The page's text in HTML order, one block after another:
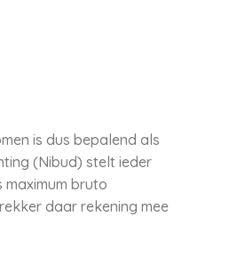
is dus bepalend als
(Nibud) stelt ieder
bruto
daar rekening mee